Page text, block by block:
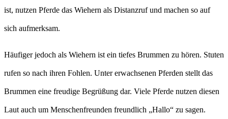
ist, nutzen Pferde das Wiehern als Distanzruf und machen so auf
sich aufmerksam.
Häufiger jedoch als Wiehern ist ein tiefes Brummen zu hören. Stuten
rufen so nach ihren Fohlen. Unter erwachsenen Pferden stellt das
Brummen eine freudige Begrüßung dar. Viele Pferde nutzen diesen
Laut auch um Menschenfreunden freundlich „Hallo“ zu sagen.